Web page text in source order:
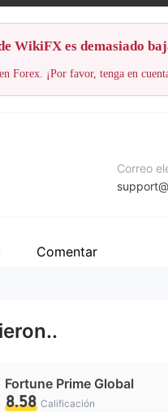
WikiFX es demasiado
Forex. ¡Por favor, tenga en
Correo
Comentar
Fortune Prime Global
8.58 Calificación